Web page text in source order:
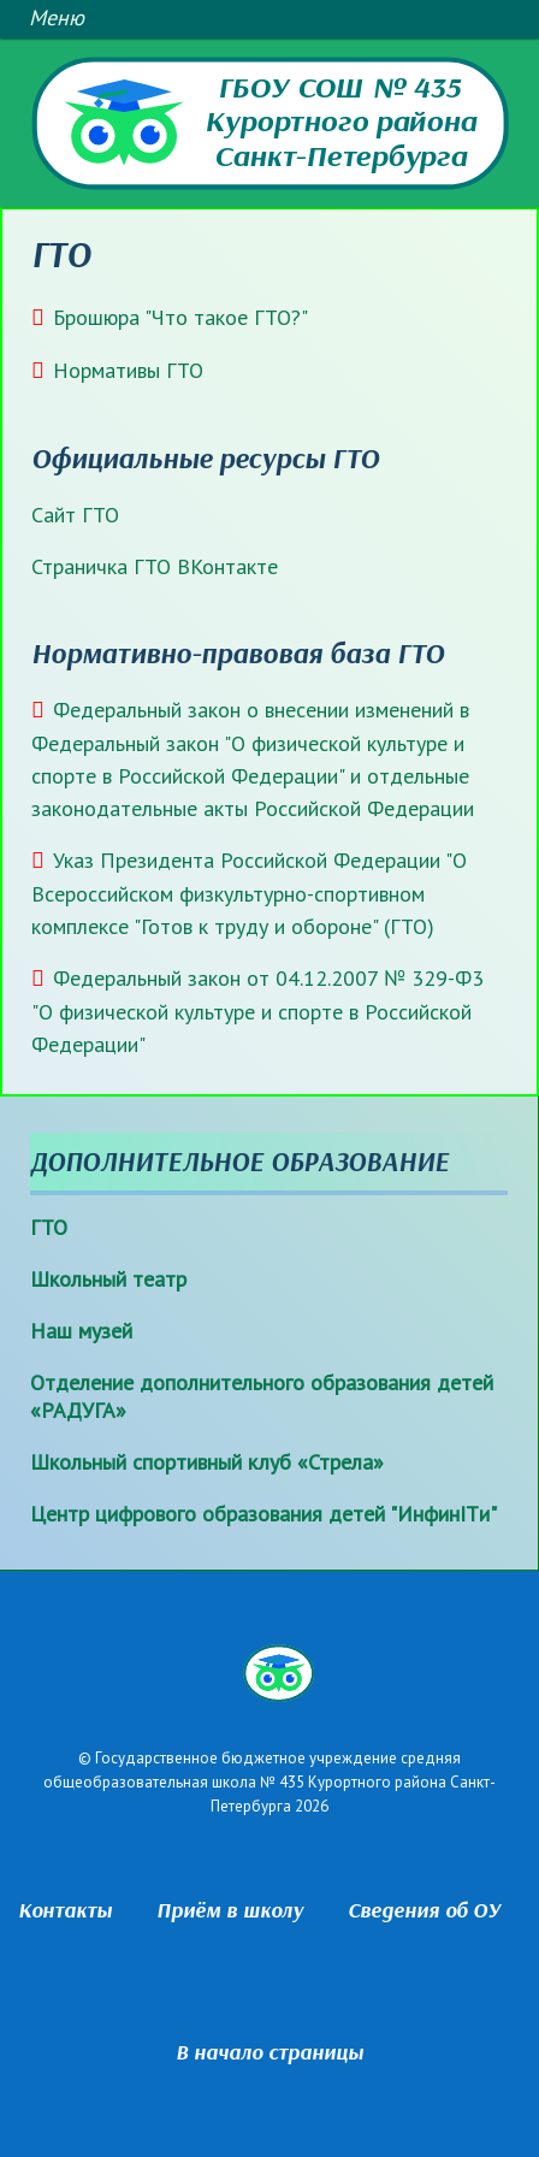
ГБОУ СОШ № 435
Курортного района
Санкт-Петербурга
ГТО
Брошюра "Что такое ГТО?"
Нормативы ГТО
Официальные ресурсы ГТО
Сайт ГТО
Страничка ГТО ВКонтакте
Нормативно-правовая база ГТО
Федеральный закон о внесении изменений в
Федеральный закон "О физической культуре и
спорте в Российской Федерации" и отдельные
законодательные акты Российской Федерации
Указ Президента Российской Федерации "О
Всероссийском физкультурно-спортивном
комплексе "Готов к труду и обороне" (ГТО)
Федеральный закон от 04.12.2007 № 329-Ф3
"О физической культуре и спорте в Российской
Федерации"
ДОПОЛНИТЕЛЬНОЕ ОБРАЗОВАНИЕ
ГТО
Школьный театр
Наш музей
Отделение дополнительного образования детей
«РАДУГА»
Школьный спортивный клуб «Стрела»
Центр цифрового образования детей "ИнфинITи"
© Государственное бюджетное учреждение средняя
общеобразовательная школа № 435 Курортного района Санкт-
Петербурга 2026
Контакты Приём в школу Сведения об ОУ
В начало страницы